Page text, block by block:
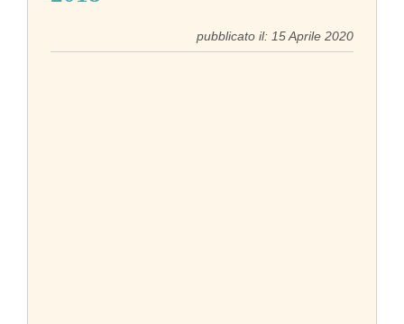
pubblicato il: 15 Aprile 2020